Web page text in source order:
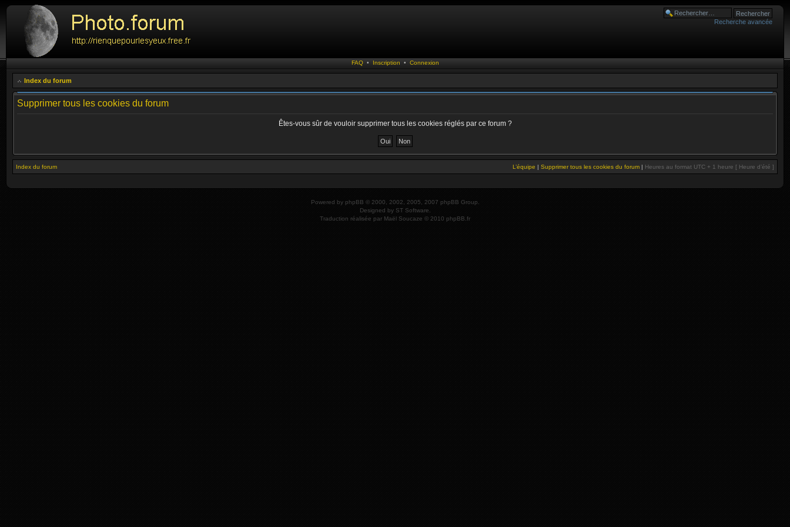
Recherche avancée
FAQ • Inscription • Connexion
Index du forum
Supprimer tous les cookies du forum
Êtes-vous sûr de vouloir supprimer tous les cookies réglés par ce forum ?
Index du forum L’équipe | Supprimer tous les cookies du forum | Heures au format UTC + 1 heure [ Heure d’été ]
Powered by phpBB © 2000, 2002, 2005, 2007 phpBB Group.
Designed by ST Software
Traduction réalisée par Maël Soucaze © 2010 phpBB.fr